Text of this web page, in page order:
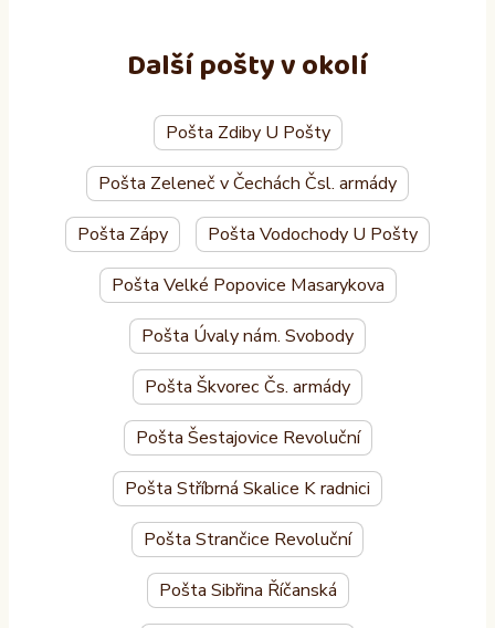
Další pošty v okolí
Pošta Zdiby U Pošty
Pošta Zeleneč v Čechách Čsl. armády
Pošta Zápy Pošta Vodochody U Pošty
Pošta Velké Popovice Masarykova
Pošta Úvaly nám. Svobody
Pošta Škvorec Čs. armády
Pošta Šestajovice Revoluční
Pošta Stříbrná Skalice K radnici
Pošta Strančice Revoluční
Pošta Sibřina Říčanská